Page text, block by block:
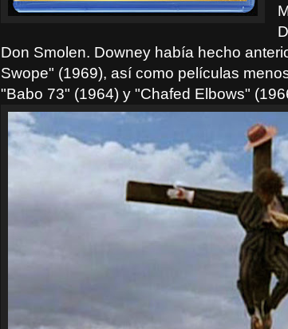
Don Smolen. Downey había hecho
Swope" (1969), así como películas
"Babo 73" (1964) y "Chafed Elbows"